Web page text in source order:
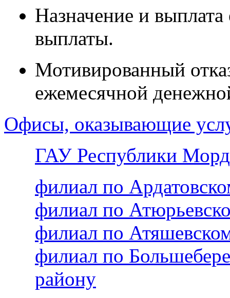
Назначение и
выплаты.
Мотивированный
ежемесячной
Офисы, оказывающие
ГАУ Республики
филиал по
филиал по
филиал по
филиал по
району